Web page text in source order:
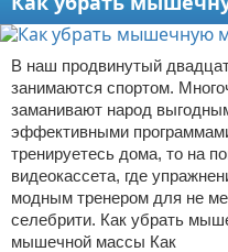
В наш продвинутый
занимаются спортом.
заманивают народ
эффективными
тренируетесь дома, то на
видеокассета, где
модным тренером для не
селебрити. Как убрать
мышечной массы Как